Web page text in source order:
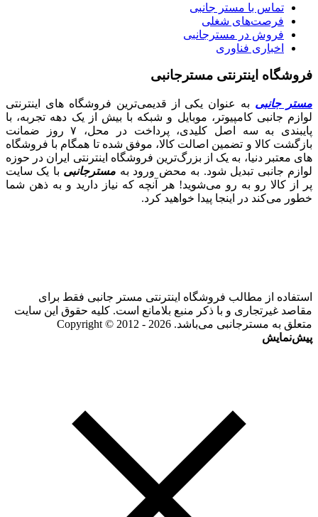
تماس با مستر جانبی
فرصت‌های شغلی
فروش در مسترجانبی
اخباری فناوری
فروشگاه اینترنتی مسترجانبی
مستر جانبی به عنوان یکی از قدیمی‌ترین فروشگاه های اینترنتی
لوازم جانبی کامپیوتر، موبایل و شبکه با بیش از یک دهه تجربه، با
پایبندی به سه اصل کلیدی، پرداخت در محل، ۷ روز ضمانت
بازگشت کالا و تضمین اصالت کالا، موفق شده تا همگام با فروشگاه‌
های معتبر دنیا، به یک از بزرگ‌ترین فروشگاه اینترنتی ایران در حوزه
لوازم جانبی تبدیل شود. به محض ورود به مسترجانبی با یک سایت
پر از کالا رو به رو می‌شوید! هر آنچه که نیاز دارید و به ذهن شما
خطور می‌کند در اینجا پیدا خواهید کرد.
استفاده از مطالب فروشگاه اینترنتی مستر جانبی فقط برای
مقاصد غیرتجاری و با ذکر منبع بلامانع است. کلیه حقوق این سایت
متعلق به مسترجانبی می‌باشد. Copyright © 2012 - 2026
پیش‌نمایش